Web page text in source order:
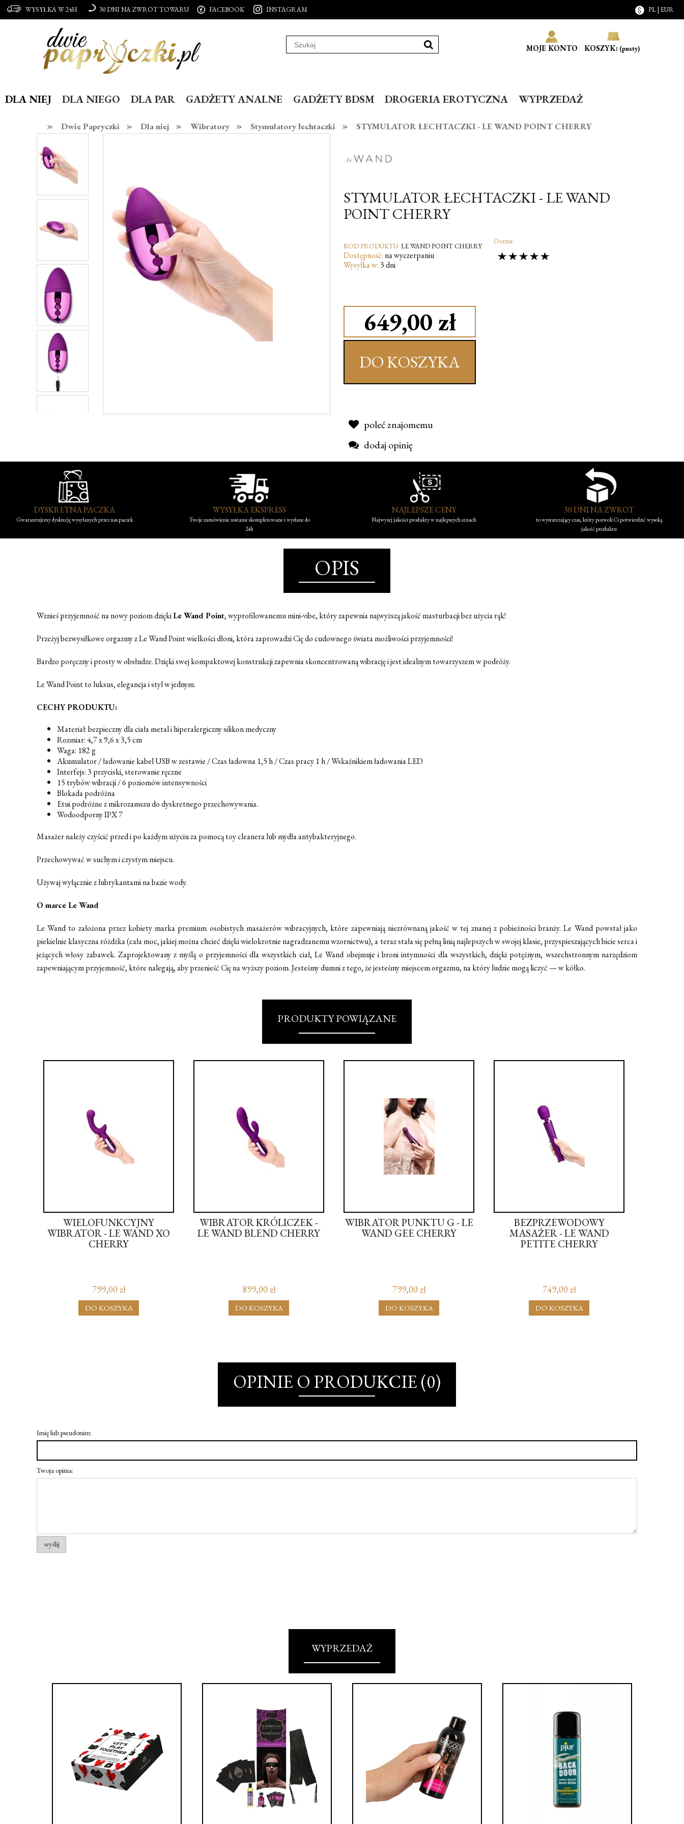
MOJE KONTO KOSZYK: (pusty)
DLA NIEJ DLA NIEGO DLA PAR GADŻETY ANALNE GADŻETY BDSM DROGERIA EROTYCZNA
WYPRZEDAŻ
»
Dwie Papryczki » Dla niej » Wibratory » Stymulatory łechtaczki » STYMULATOR ŁECHTACZKI - LE WAND POINT CHERRY
WYSYŁKA W 24H 30 DNI NA ZWROT TOWARU FACEBOOK INSTAGRAM PL | EUR
STYMULATOR ŁECHTACZKI - LE WAND
POINT CHERRY
KOD PRODUKTU: LE WAND POINT CHERRY
Dostępność: na wyczerpaniu
Wysyłka w: 3 dni
Ocena:
649,00 zł
DO KOSZYKA
poleć znajomemu
dodaj opinię
DYSKRETNA PACZKA
Gwarantujemy dyskrecję wysyłanych przez nas paczek
WYSYŁKA EKSPRESS
Twoje zamówienie zostanie skompletowane i wysłane do
24h
NAJLEPSZE CENY
Najwyżej jakości produkty w najlepszych cenach
30 DNI NA ZWROT
to wystarczający czas, który pozwoli Ci potwierdzić wysoką
jakość produktu
OPIS
Wznieś przyjemność na nowy poziom dziękiLe Wand Point, wyprofilowanemu mini-vibe, który zapewnia najwyższą jakość masturbacji bez użycia rąk!
Przeżyj bezwysiłkowe orgazmy z Le Wand Point wielkości dłoni, która zaprowadzi Cię do cudownego świata możliwości przyjemności!
Bardzo poręczny i prosty w obsłudze. Dzięki swej kompaktowej konstrukcji zapewnia skoncentrowaną wibrację i jest idealnym towarzyszem w podróży.
Le Wand Point to luksus, elegancja i styl w jednym.
CECHY PRODUKTU:
Materiał: bezpieczny dla ciała metal i hiperalergiczny silikon medyczny
Rozmiar: 4,7 x 9,6 x 3,5 cm
Waga: 182 g
Akumulator / ładowanie kabel USB w zestawie / Czas ładowna 1,5 h / Czas pracy 1 h / Wskaźnikiem ładowania LED
Interfejs: 3 przyciski, sterowanie ręczne
15 trybów wibracji / 6 poziomów intensywności
Blokada podróżna
Etui podróżne z mikrozamszu do dyskretnego przechowywania.
Wodoodporny IPX 7
Masażer należy czyścić przed i po każdym użyciu za pomocą toy cleanera lub mydła antybakteryjnego.
Przechowywać w suchym i czystym miejscu.
Używaj wyłącznie z lubrykantami na bazie wody.
O marce Le Wand
Le Wand to założona przez kobiety marka premium osobistych masażerów wibracyjnych, które zapewniają niezrównaną jakość w tej znanej z pobieżności branży. Le Wand powstał jako
piekielnie klasyczna różdżka (cała moc, jakiej można chcieć dzięki wielokrotnie nagradzanemu wzornictwu), a teraz stała się pełną linią najlepszych w swojej klasie, przyspieszających bicie serca i
jeżących włosy zabawek. Zaprojektowany z myślą o przyjemności dla wszystkich ciał, Le Wand obejmuje i broni intymności dla wszystkich, dzięki potężnym, wszechstronnym narzędziom
zapewniającym przyjemność, które nalegają, aby przenieść Cię na wyższy poziom. Jesteśmy dumni z tego, że jesteśmy miejscem orgazmu, na który ludzie mogą liczyć — w kółko.
PRODUKTY POWIĄZANE
WIELOFUNKCYJNY
WIBRATOR - LE WAND XO
CHERRY
799,00 zł
DO KOSZYKA
WIBRATOR KRÓLICZEK -
LE WAND BLEND CHERRY
899,00 zł
DO KOSZYKA
WIBRATOR PUNKTU G - LE
WAND GEE CHERRY
799,00 zł
DO KOSZYKA
BEZPRZEWODOWY
MASAŻER - LE WAND
PETITE CHERRY
749,00 zł
DO KOSZYKA
OPINIE O PRODUKCIE (0)
Imię lub pseudonim:
Twoja opinia:
wyślij
WYPRZEDAŻ